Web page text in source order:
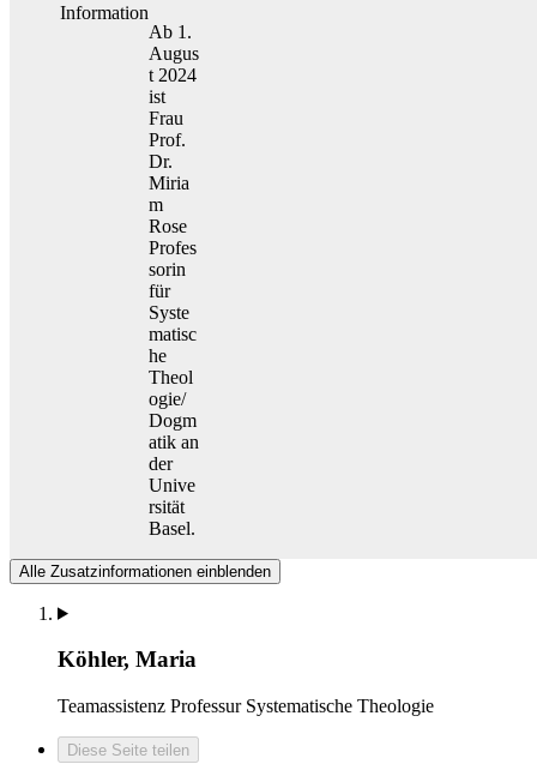
Information
Ab 1.
Augus
t 2024
ist
Frau
Prof.
Dr.
Miria
m
Rose
Profes
sorin
für
Syste
matisc
he
Theol
ogie/
Dogm
atik an
der
Unive
rsität
Basel.
Alle Zusatzinformationen einblenden
Köhler, Maria
Teamassistenz Professur Systematische Theologie
Diese Seite teilen